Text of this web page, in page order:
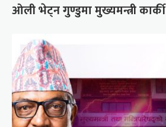
ओली भेट्न गुण्डुमा मुख्यमन्त्री कार्की